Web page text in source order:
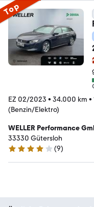
Top
EZ 02/2023 • 34.000 km •
(Benzin/Elektro)
WELLER Performance
33330 Gütersloh
4.2 Sterne
(9)